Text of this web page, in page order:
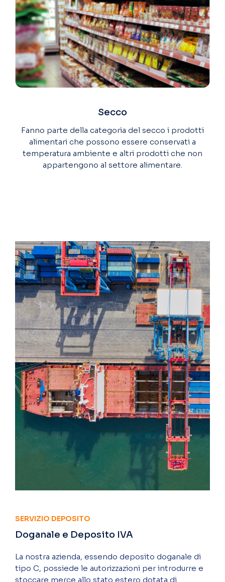
Secco
Fanno parte della categoria del secco i prodotti
alimentari che possono essere conservati a
temperatura ambiente e altri prodotti che non
appartengono al settore alimentare.
SERVIZIO DEPOSITO
Doganale e Deposito IVA
La nostra azienda, essendo deposito doganale di
tipo C, possiede le autorizzazioni per introdurre e
stoccare merce allo stato estero dotata di